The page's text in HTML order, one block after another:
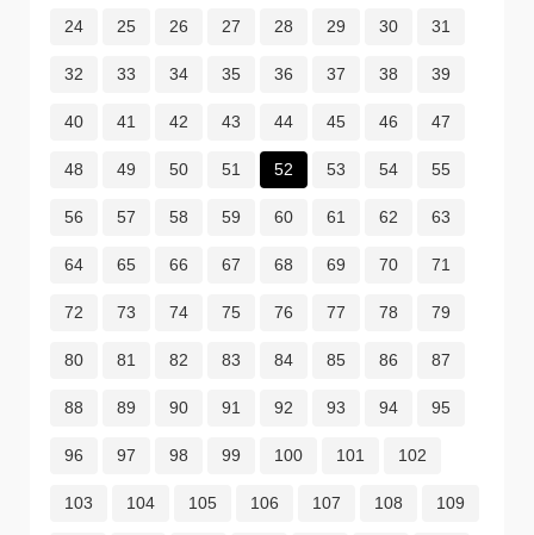
24 25 26 27 28 29 30 31
32 33 34 35 36 37 38 39
40 41 42 43 44 45 46 47
48 49 50 51 52 53 54 55
56 57 58 59 60 61 62 63
64 65 66 67 68 69 70 71
72 73 74 75 76 77 78 79
80 81 82 83 84 85 86 87
88 89 90 91 92 93 94 95
96 97 98 99 100 101 102
103 104 105 106 107 108 109